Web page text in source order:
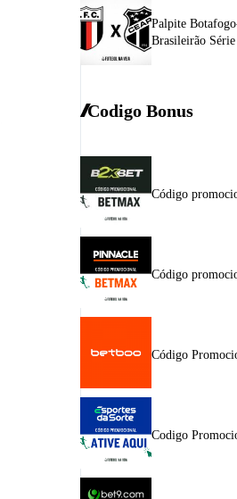
Palpite
Brasileirão
Codigo Bonus
Código
Código
Código
Codigo